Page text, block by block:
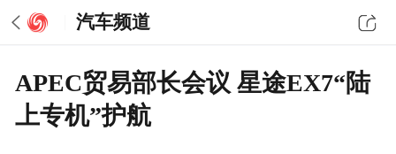
汽车频道
APEC贸易部长会议 星途EX7“陆
上专机”护航